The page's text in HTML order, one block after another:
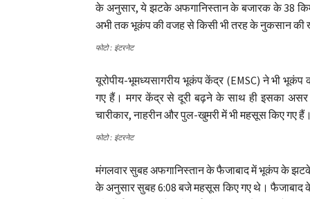
के अनुसार, ये झटके अफगानिस्तान के बजारक के 38
अभी तक भूकंप की वजह से किसी भी तरह के नुकसान की
फोटो : इंटरनेट
यूरोपीय-भूमध्यसागरीय भूकंप केंद्र (EMSC) ने भी
गए हैं। मगर केंद्र से दूरी बढ़ने के साथ ही इसका
चारीकार, नाहरीन और पुल-खुमरी में भी महसूस किए
फोटो : इंटरनेट
मंगलवार सुबह अफगानिस्तान के फैजाबाद में भूकंप के
के अनुसार सुबह 6:08 बजे महसूस किए गए थे। फैजाबाद के